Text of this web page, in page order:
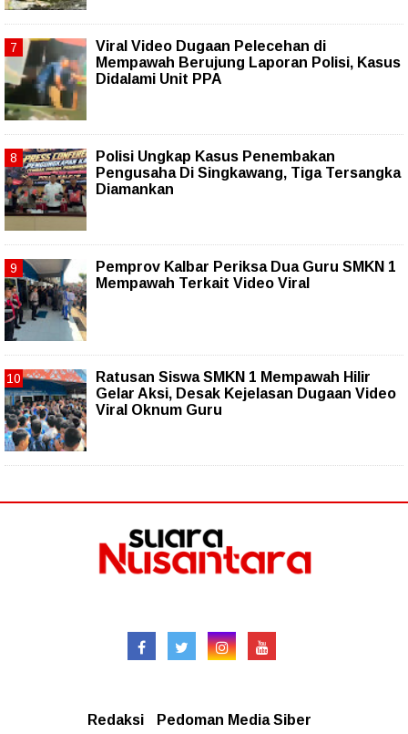
Viral Video Dugaan Pelecehan di
Mempawah Berujung Laporan Polisi, Kasus
Didalami Unit PPA
Polisi Ungkap Kasus Penembakan
Pengusaha Di Singkawang, Tiga Tersangka
Diamankan
Pemprov Kalbar Periksa Dua Guru SMKN 1
Mempawah Terkait Video Viral
Ratusan Siswa SMKN 1 Mempawah Hilir
Gelar Aksi, Desak Kejelasan Dugaan Video
Viral Oknum Guru
Redaksi
Pedoman Media Siber